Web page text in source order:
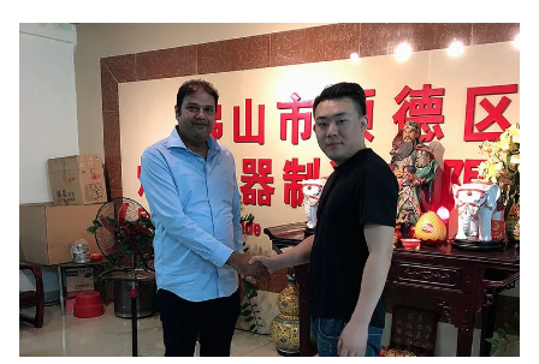
cooperación, creemos que le ofreceremos un servicio más profesional y
satisfactorio.